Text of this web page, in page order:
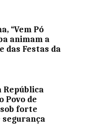
“Vem Pó
animam a
das Festas da
República
Povo de
forte
segurança